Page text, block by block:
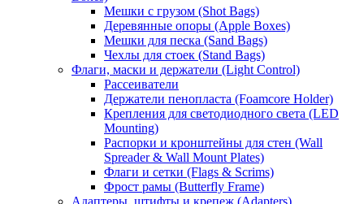
Мешки с грузом (Shot Bags)
Деревянные опоры (Apple Boxes)
Мешки для песка (Sand Bags)
Чехлы для стоек (Stand Bags)
Флаги, маски и держатели (Light Control)
Рассеиватели
Держатели пенопласта (Foamcore Holder)
Крепления для светодиодного света (LED
Mounting)
Распорки и кронштейны для стен (Wall
Spreader & Wall Mount Plates)
Флаги и сетки (Flags & Scrims)
Фрост рамы (Butterfly Frame)
Адаптеры, штифты и крепеж (Adapters)